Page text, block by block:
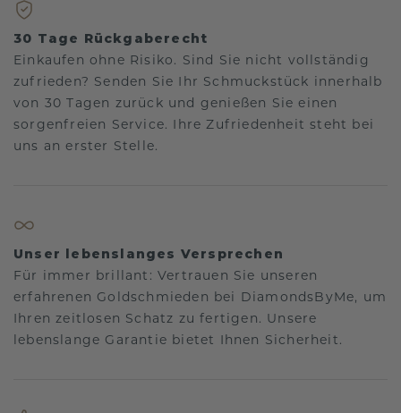
30 Tage Rückgaberecht
Einkaufen ohne Risiko. Sind Sie nicht vollständig
zufrieden? Senden Sie Ihr Schmuckstück innerhalb
von 30 Tagen zurück und genießen Sie einen
sorgenfreien Service. Ihre Zufriedenheit steht bei
uns an erster Stelle.
Unser lebenslanges Versprechen
Für immer brillant: Vertrauen Sie unseren
erfahrenen Goldschmieden bei DiamondsByMe, um
Ihren zeitlosen Schatz zu fertigen. Unsere
lebenslange Garantie bietet Ihnen Sicherheit.